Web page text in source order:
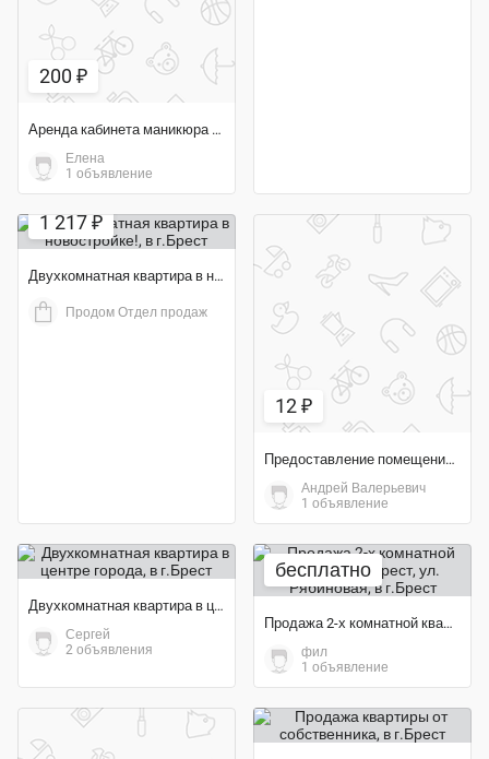
200 ₽
Аренда кабинета маникюра и педикюра в салоне красоты
Елена
1 объявление
1 217 ₽
Двухкомнатная квартира в новостройке!
Продом Отдел продаж
12 ₽
Предоставление помещений в аренду
Андрей Валерьевич
1 объявление
Двухкомнатная квартира в центре города
Сергей
2 объявления
бесплатно
Продажа 2-х комнатной квартиры, г. Брест, ул. Рябиновая
фил
1 объявление